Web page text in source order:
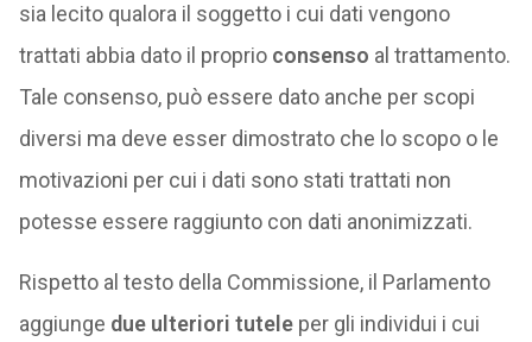
sia lecito qualora il soggetto i cui dati vengono
trattati abbia dato il proprio consenso al trattamento.
Tale consenso, può essere dato anche per scopi
diversi ma deve esser dimostrato che lo scopo o le
motivazioni per cui i dati sono stati trattati non
potesse essere raggiunto con dati anonimizzati.
Rispetto al testo della Commissione, il Parlamento
aggiunge due ulteriori tuteleper gli individui i cui